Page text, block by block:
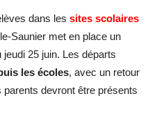
dans les sites scolaires
Saunier met en place un
jeudi 25 juin. Les départs
les écoles, avec un retour
parents devront être présents